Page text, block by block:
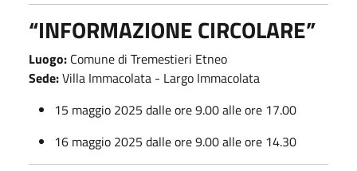
“INFORMAZIONE CIRCOLARE”
Luogo: Comune di Tremestieri Etneo
Sede:Villa Immacolata - Largo Immacolata
15 maggio 2025 dalle ore 9.00 alle ore 17.00
16 maggio 2025 dalle ore 9.00 alle ore 14.30